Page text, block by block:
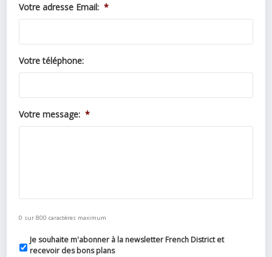
Votre adresse Email: *
Votre téléphone:
Votre message: *
0 sur 800 caractères maximum
Je souhaite m'abonner à la newsletter French District et
recevoir des bons plans